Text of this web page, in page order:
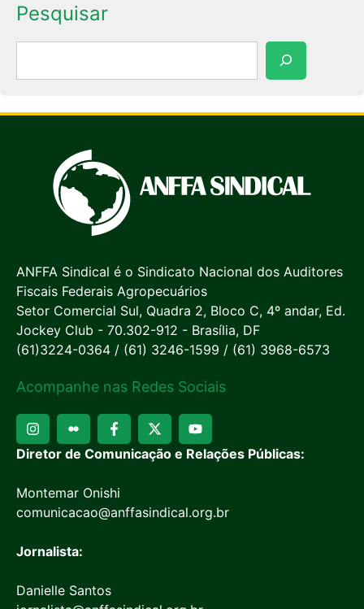
Pesquisar
ANFFA Sindical é o Sindicato Nacional dos Auditores
Fiscais Federais Agropecuários
Setor Comercial Sul, Quadra 2, Bloco C, 4º andar, Ed.
Jockey Club - 70.302-912 - Brasília, DF
(61)3224-0364 / (61) 3246-1599 / (61) 3968-6573
Acompanhe nas Redes Sociais
Diretor de Comunicação e Relações Públicas:
Montemar Onishi
comunicacao@anffasindical.org.br
Jornalista:
Danielle Santos